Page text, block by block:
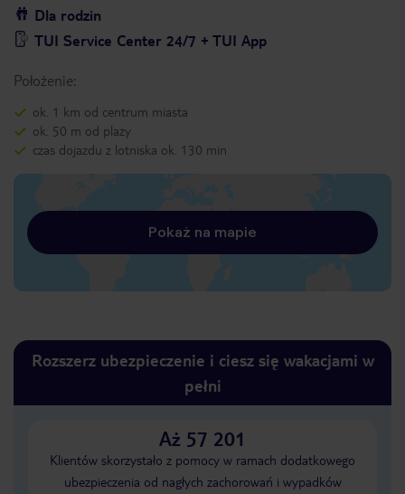
Dla rodzin
TUI Service Center 24/7 + TUI App
Położenie:
ok. 1 km od centrum miasta
ok. 50 m od plaży
czas dojazdu z lotniska ok. 130 min
Pokaż na mapie
Rozszerz ubezpieczenie i ciesz się wakacjami w
pełni
Aż 57 201
Klientów skorzystało z pomocy w ramach dodatkowego
ubezpieczenia od nagłych zachorowań i wypadków